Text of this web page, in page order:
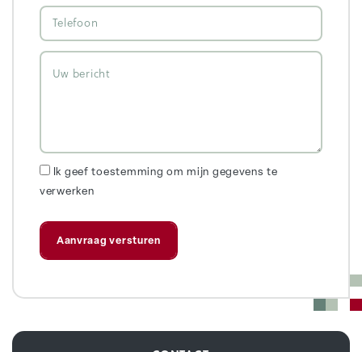
Ik geef toestemming om mijn gegevens te
verwerken